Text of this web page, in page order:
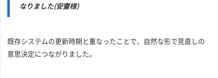
なりました(安齋様)
既存システムの更新時期と重なったことで、自然な形で見直しの
意思決定につながりました。